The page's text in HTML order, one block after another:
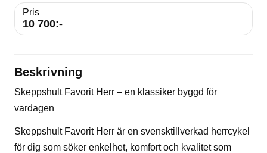
Pris
10 700:-
Beskrivning
Skeppshult Favorit Herr – en klassiker byggd för
vardagen
Skeppshult Favorit Herr är en svensktillverkad herrcykel
för dig som söker enkelhet, komfort och kvalitet som